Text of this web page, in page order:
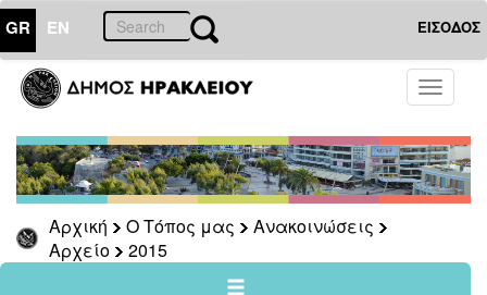
GR EN ΕΙΣΟΔΟΣ
Toggle
Αρχική Ο Τόπος μας
Ανακοινώσεις
Αρχείο
2015
ΤΟΠΟΣ
ΜΑΣ
Ανακοινώσεις
Αρχείο
2026
2025